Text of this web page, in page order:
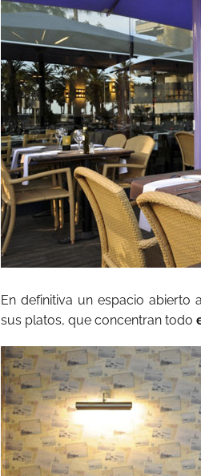
En definitiva un espacio abierto
sus platos, que concentran todo